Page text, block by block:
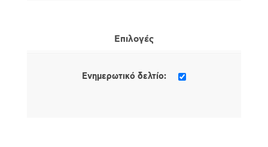
Επιλογές
Ενημερωτικό δελτίο: